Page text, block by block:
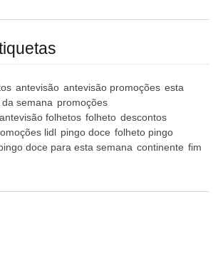
antevisão antevisão promoções esta
semana promoções
antevisão folhetos folheto descontos
lidl pingo doce folheto pingo
doce para esta semana continente fim